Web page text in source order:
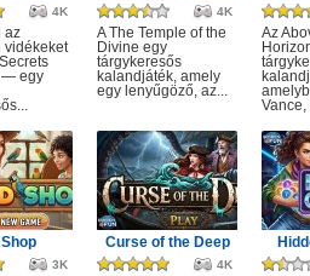
4K
az
vidékeket
— egy
4K
A The Temple of the
Divine egy
tárgykeresős
kalandjáték, amely
egy lenyűgöző, az...
Az
Vance,
3K
Curse of the Deep
4K